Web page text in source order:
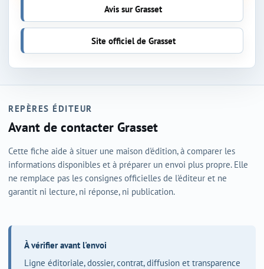
Avis sur Grasset
Site officiel de Grasset
REPÈRES ÉDITEUR
Avant de contacter Grasset
Cette fiche aide à situer une maison d'édition, à comparer les
informations disponibles et à préparer un envoi plus propre. Elle
ne remplace pas les consignes officielles de l'éditeur et ne
garantit ni lecture, ni réponse, ni publication.
À vérifier avant l'envoi
Ligne éditoriale, dossier, contrat, diffusion et transparence